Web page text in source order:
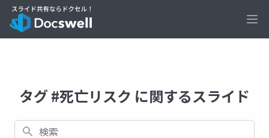
タグ #死亡リスク に関するスライド
検索